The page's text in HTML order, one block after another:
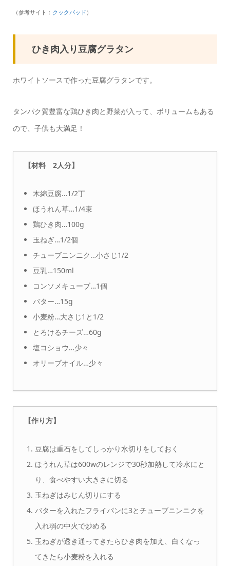
（参考サイト： クックパッド ）
ひき肉入り豆腐グラタン
ホワイトソースで作った豆腐グラタンです。
タンパク質豊富な鶏ひき肉と野菜が入って、ボリュームもある
ので、子供も大満足！
【材料 2人分】
木綿豆腐…1/2丁
ほうれん草…1/4束
鶏ひき肉…100g
玉ねぎ…1/2個
チューブニンニク…小さじ1/2
豆乳…150ml
コンソメキューブ…1個
バター…15g
小麦粉…大さじ1と1/2
とろけるチーズ…60g
塩コショウ…少々
オリーブオイル…少々
【作り方】
豆腐は重石をしてしっかり水切りをしておく
ほうれん草は600wのレンジで30秒加熱して冷水にと
り、食べやすい大きさに切る
玉ねぎはみじん切りにする
バターを入れたフライパンに3とチューブニンニクを
入れ弱の中火で炒める
玉ねぎが透き通ってきたらひき肉を加え、白くなっ
てきたら小麦粉を入れる